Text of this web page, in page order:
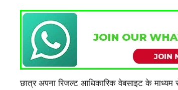
छात्र अपना रिजल्ट आधिकारिक वेबसाइट के